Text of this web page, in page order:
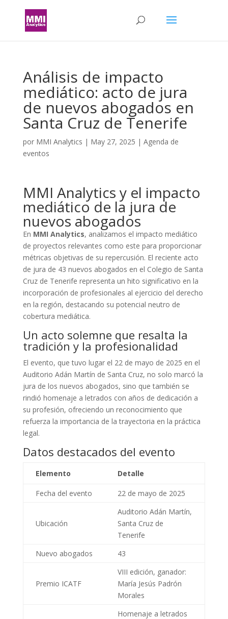
Análisis de impacto
mediático: acto de jura
de nuevos abogados en
Santa Cruz de Tenerife
por MMI Analytics | May 27, 2025 | Agenda de
eventos
MMI Analytics y el impacto
mediático de la jura de
nuevos abogados
En MMI Analytics, analizamos el impacto mediático
de proyectos relevantes como este para proporcionar
métricas objetivas de su repercusión. El reciente acto
de jura de 43 nuevos abogados en el Colegio de Santa
Cruz de Tenerife representa un hito significativo en la
incorporación de profesionales al ejercicio del derecho
en la región, destacando su potencial neutro de
cobertura mediática.
Un acto solemne que resalta la
tradición y la profesionalidad
El evento, que tuvo lugar el 22 de mayo de 2025 en el
Auditorio Adán Martín de Santa Cruz, no solo marcó la
jura de los nuevos abogados, sino que también se
rindió homenaje a letrados con años de dedicación a
su profesión, ofreciendo un reconocimiento que
refuerza la importancia de la trayectoria en la práctica
legal.
Datos destacados del evento
Elemento Detalle
Fecha del evento 22 de mayo de 2025
Ubicación
Auditorio Adán Martín,
Santa Cruz de
Tenerife
Nuevo abogados
43
Premio ICATF
VIII edición, ganador:
María Jesús Padrón
Morales
Homenaje a letrados